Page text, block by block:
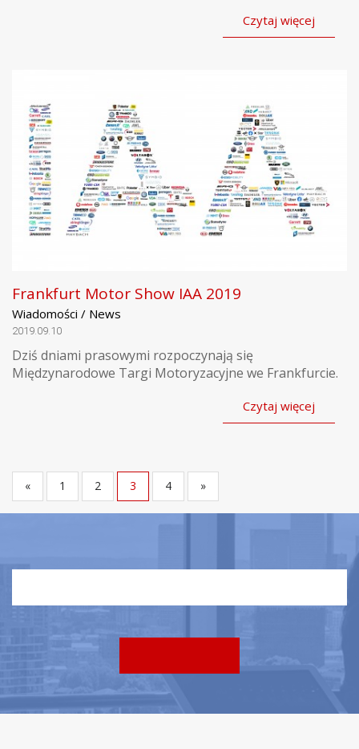
Czytaj więcej
Frankfurt Motor Show IAA 2019
Wiadomości / News
2019.09.10
Dziś dniami prasowymi rozpoczynają się
Międzynarodowe Targi Motoryzacyjne we Frankfurcie.
Czytaj więcej
« 1 2 3 4 »